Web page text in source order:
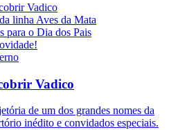
Vadico
linha Aves da Mata
para o Dia dos Pais
Vadico
de um dos grandes nomes da
inédito e convidados especiais.